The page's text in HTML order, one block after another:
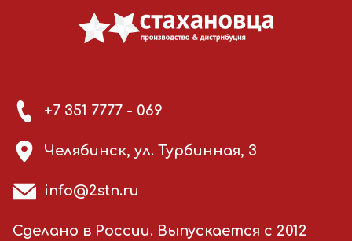
+7 351 7777 - 069
Челябинск, ул. Турбинная, 3
info@2stn.ru
Сделано в России. Выпускается с 2012